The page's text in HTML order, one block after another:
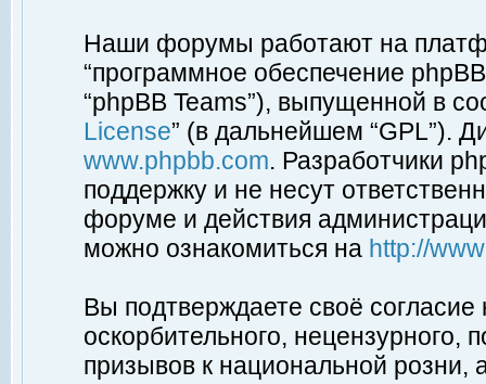
Наши форумы работают на
“программное обеспечение
“phpBB Teams”), выпущенной в
License” (в дальнейшем “GPL”).
www.phpbb.com. Разработчики
поддержку и не несут
форуме и действия
можно ознакомиться на http://
Вы подтверждаете своё
оскорбительного, нецензурного,
призывов к национальной